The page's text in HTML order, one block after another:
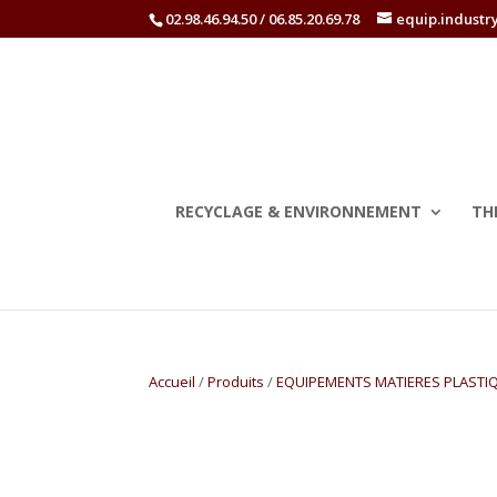
02.98.46.94.50 / 06.85.20.69.78
RECYCLAGE & ENVIRONNEMENT
Accueil /Produits /EQUIPEMENTS MATIERES